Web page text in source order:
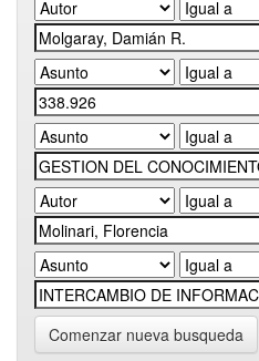
Comenzar nueva busqueda